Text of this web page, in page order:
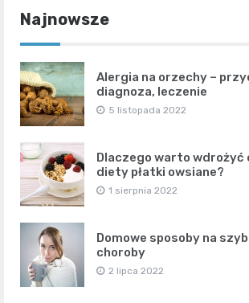
Najnowsze
Alergia na orzechy –
diagnoza, leczenie
5 listopada 2022
Dlaczego warto wdrożyć
diety płatki owsiane?
1 sierpnia 2022
Domowe sposoby na
choroby
2 lipca 2022